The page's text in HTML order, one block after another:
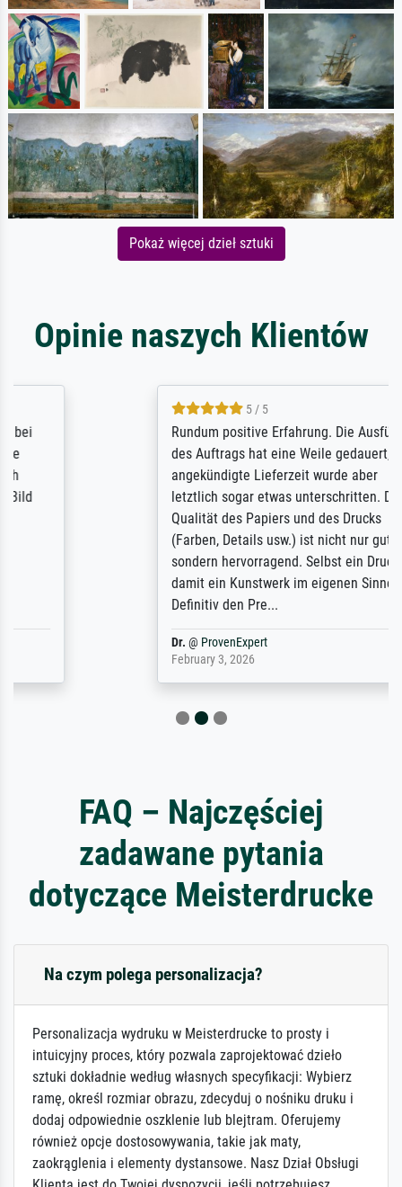
Pokaż więcej dzieł sztuki
Opinie naszych Klientów
Rundum positive Erfahrung. Die Ausführung
des Auftrags hat eine Weile gedauert, die
angekündigte Lieferzeit wurde aber
letztlich sogar etwas unterschritten. Die
Qualität des Papiers und des Drucks
(Farben, Details usw.) ist nicht nur gut,
sondern hervorragend. Selbst ein Druck ist
damit ein Kunstwerk im eigenen Sinne.
Definitiv den Pre...
FAQ – Najczęściej
zadawane pytania
dotyczące Meisterdrucke
Na czym polega personalizacja?
Personalizacja wydruku w Meisterdrucke to prosty i
intuicyjny proces, który pozwala zaprojektować dzieło
sztuki dokładnie według własnych specyfikacji: Wybierz
ramę, określ rozmiar obrazu, zdecyduj o nośniku druku i
dodaj odpowiednie oszklenie lub blejtram. Oferujemy
również opcje dostosowywania, takie jak maty,
zaokrąglenia i elementy dystansowe. Nasz Dział Obsługi